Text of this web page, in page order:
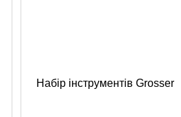
Набір інструментів Grosser